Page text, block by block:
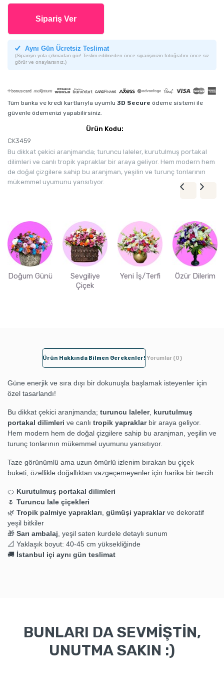
Sipariş Ver
Aynı Gün Ücretsiz Teslimat
(Siparişin yola çıkmadan gör! Teslim edilmeden önce siparişinizin fotoğrafını önce siz
görür ve onaylarsınız.)
Tüm banka ve kredi kartlarıyla uyumlu 3D Secure ödeme sistemi ile
güvenle ödemenizi yapabilirsiniz.
Ürün Kodu:
CK3459
Bu dikkat çekici aranjmanda; turuncu laleler, kurutulmuş portakal
dilimleri ve canlı tropik yapraklar bir araya geliyor. Hem modern hem
de doğal çizgilere sahip bu aranjman, yeşilin ve turunç tonlarının
mükemmel uyumunu yansıtıyor.
Doğum Günü
Sevgiliye
Çiçek
Yeni İş/Terfi Özür Dilerim
Ürün Hakkında Bilmen Gerekenler! Yorumlar (0)
Güne enerjik ve sıra dışı bir dokunuşla başlamak isteyenler için
özel tasarlandı!
Bu dikkat çekici aranjmanda; turuncu laleler, kurutulmuş
portakal dilimleri ve canlı tropik yapraklarbir araya geliyor.
Hem modern hem de doğal çizgilere sahip bu aranjman, yeşilin ve
turunç tonlarının mükemmel uyumunu yansıtıyor.
Taze görünümlü ama uzun ömürlü izlenim bırakan bu çiçek
buketi, özellikle doğallıktan vazgeçemeyenler için harika bir tercih.
🍊 Kurutulmuş portakal dilimleri
🌷 Turuncu lale çiçekleri
🌿 Tropik palmiye yaprakları gümüşi yapraklarve dekoratif
yeşil bitkiler
🎁 Sarı ambalaj , yeşil saten kurdele detaylı sunum
📐 Yaklaşık boyut: 40-45 cm yüksekliğinde
🚚 İstanbul içi aynı gün teslimat
BUNLARI DA SEVMİŞTİN,
UNUTMA SAKIN :)